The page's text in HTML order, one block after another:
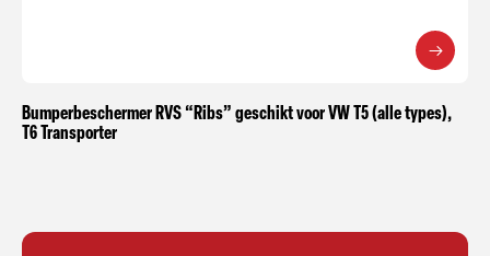
Bumperbeschermer RVS “Ribs” geschikt voor VW T5 (alle types),
T6 Transporter